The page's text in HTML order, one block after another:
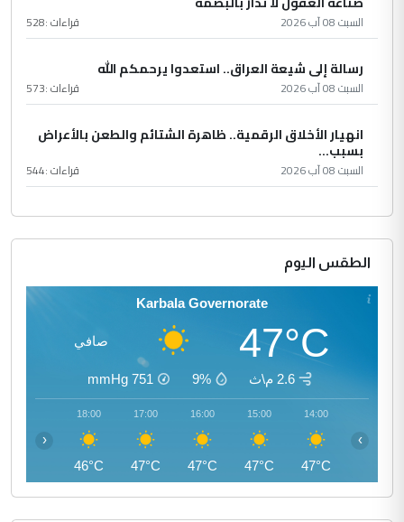
السبت 08 آب 2026 قراءات :528
رسالة إلى شيعة العراق.. استعدوا يرحمكم الله
السبت 08 آب 2026 قراءات :573
انهيار الأخلاق الرقمية.. ظاهرة الشتائم والطعن بالأعراض
بسبب...
السبت 08 آب 2026 قراءات :544
الطقس اليوم
Karbala Governorate
47°C صافي
2.6 م\ث 9%
751
mmHg
14:00
47°C
15:00
47°C
16:00
47°C
17:00
47°C
18:00
46°C
‹ ›